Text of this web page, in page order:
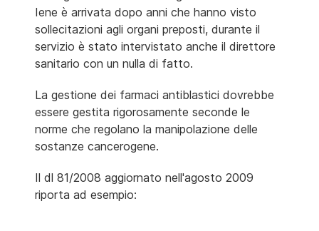
Iene è arrivata dopo anni che hanno visto
sollecitazioni agli organi preposti, durante il
servizio è stato intervistato anche il direttore
sanitario con un nulla di fatto.
La gestione dei farmaci antiblastici dovrebbe
essere gestita rigorosamente seconde le
norme che regolano la manipolazione delle
sostanze cancerogene.
Il dl 81/2008 aggiornato nell'agosto 2009
riporta ad esempio: